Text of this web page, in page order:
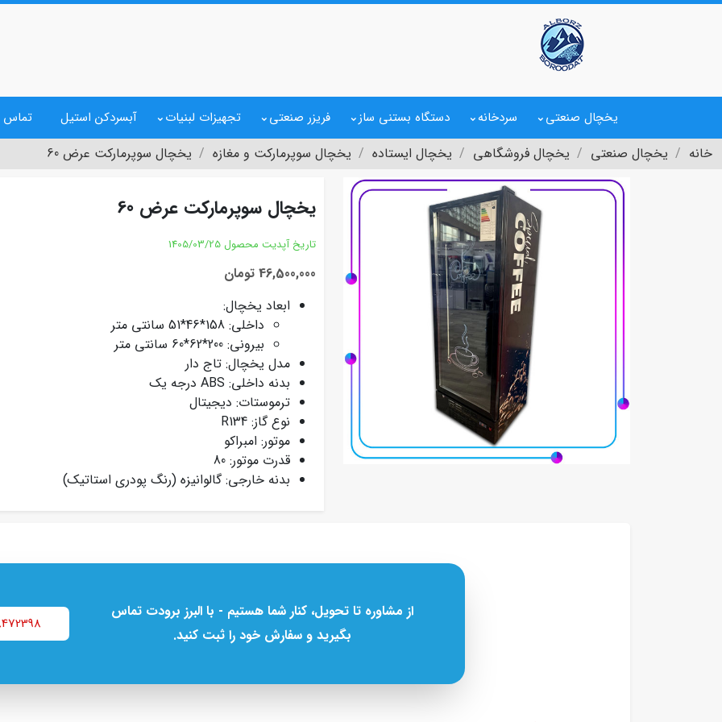
یخچال صنعتی سردخانه دستگاه بستنی ساز فریزر صنعتی تجهیزات لبنیات آبسردکن استیل تماس
خانه یخچال صنعتی یخچال فروشگاهی یخچال ایستاده یخچال سوپرمارکت و مغازه یخچال سوپرمارکت عرض 60
یخچال سوپرمارکت عرض 60
تاریخ آپدیت محصول 1405/03/25
46,500,000 تومان
ابعاد یخچال:
داخلی: 158*46*51 سانتی متر
بیرونی: 200*62*60 سانتی متر
مدل یخچال: تاج دار
بدنه داخلی: ABS درجه یک
ترموستات: دیجیتال
نوع گاز: R134
موتور: امبراکو
قدرت موتور: 80
بدنه خارجی: گالوانیزه (رنگ پودری استاتیک)
از مشاوره تا تحویل، کنار شما هستیم - با البرز برودت تماس
بگیرید و سفارش خود را ثبت کنید.